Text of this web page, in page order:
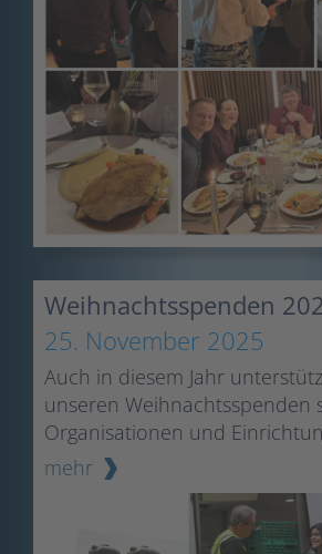
Weihnachtsspenden
25. November 2025
Auch in diesem Jahr
unseren Weihnachtsspenden
Organisationen und
mehr